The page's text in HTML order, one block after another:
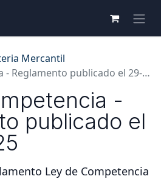
Mercantil
publicado el 29-12-2025
-
publicado el
Ley de Competencia